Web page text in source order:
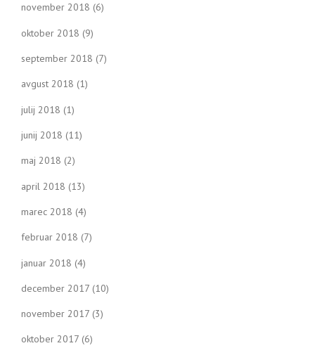
november 2018 (6)
oktober 2018 (9)
september 2018 (7)
avgust 2018 (1)
julij 2018 (1)
junij 2018 (11)
maj 2018 (2)
april 2018 (13)
marec 2018 (4)
februar 2018 (7)
januar 2018 (4)
december 2017 (10)
november 2017 (3)
oktober 2017 (6)